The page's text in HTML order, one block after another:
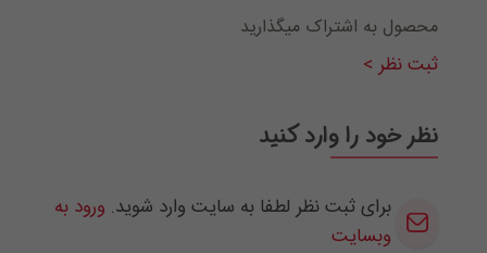
محصول به اشتراک میگذارید
ثبت نظر >
نظر خود را وارد کنید
برای ثبت نظر لطفا به سایت وارد شوید. ورود به
وبسایت